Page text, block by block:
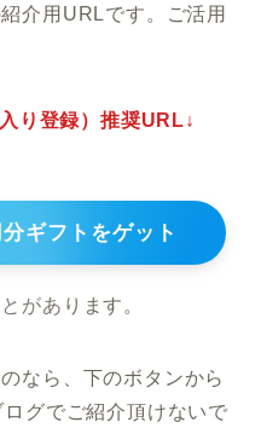
介用URLです。ご活用
り登録）推奨URL↓
ギフトをゲット
があります。
なら、下のボタンから
グでご紹介頂けないで